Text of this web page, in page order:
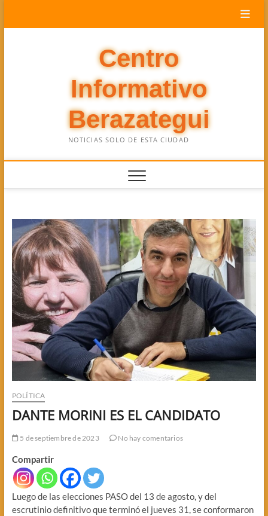
Centro
Informativo
Berazategui
NOTICIAS SOLO DE ESTA CIUDAD
POLÍTICA
DANTE MORINI ES EL CANDIDATO
5 de septiembre de 2023 No hay comentarios
Compartir
Luego de las elecciones PASO del 13 de agosto, y del
escrutinio definitivo que terminó el jueves 31, se conformaron